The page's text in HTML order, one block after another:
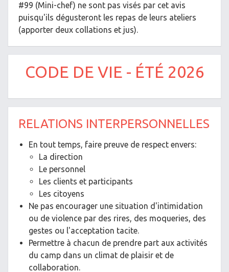
#99 (Mini-chef) ne sont pas visés par cet avis
puisqu'ils dégusteront les repas de leurs ateliers
(apporter deux collations et jus).
CODE DE VIE - ÉTÉ 2026
RELATIONS INTERPERSONNELLES
En tout temps, faire preuve de respect envers:
La direction
Le personnel
Les clients et participants
Les citoyens
Ne pas encourager une situation d'intimidation
ou de violence par des rires, des moqueries, des
gestes ou l'acceptation tacite.
Permettre à chacun de prendre part aux activités
du camp dans un climat de plaisir et de
collaboration.